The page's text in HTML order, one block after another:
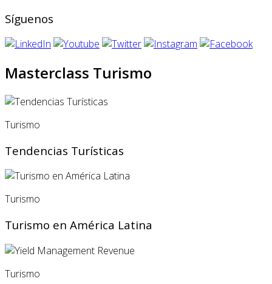
Síguenos
Masterclass Turismo
Turismo
Tendencias Turísticas
Turismo
Turismo en América Latina
Turismo